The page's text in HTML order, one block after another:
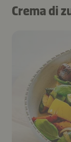
Crema di